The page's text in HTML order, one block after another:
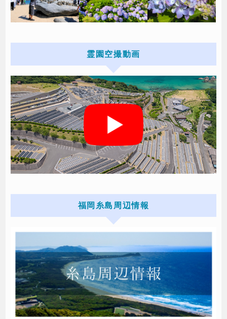
霊園空撮動画
福岡糸島周辺情報